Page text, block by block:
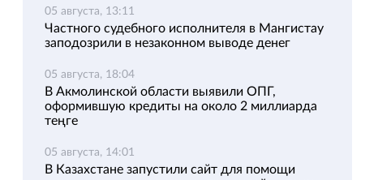
05 августа, 13:11
Частного судебного исполнителя в Мангистау
заподозрили в незаконном выводе денег
05 августа, 18:04
В Акмолинской области выявили ОПГ,
оформившую кредиты на около 2 миллиарда
теңге
05 августа, 14:01
В Казахстане запустили сайт для помощи